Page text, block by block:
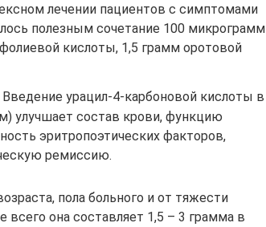
лечении пациентов с симптомами
полезным сочетание 100 микрограмм
кислоты, 1,5 грамм оротовой
урацил-4-карбоновой кислоты в
улучшает состав крови, функцию
эритропоэтических факторов,
ремиссию.
пола больного и от тяжести
она составляет 1,5 – 3 грамма в